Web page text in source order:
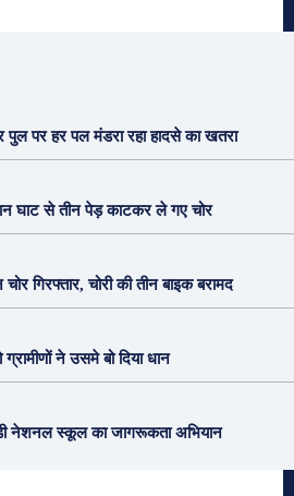
पर हर पल मंडरा रहा हादसे का खतरा
घाट से तीन पेड़ काटकर ले गए चोर
गिरफ्तार, चोरी की तीन बाइक बरामद
ने उसमे बो दिया धान
नेशनल स्कूल का जागरूकता अभियान